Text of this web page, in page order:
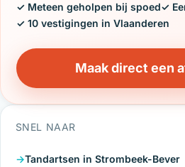
✓ Meteen geholpen bij spoed✓
✓ 10 vestigingen in Vlaanderen
Maak direct een
SNEL NAAR
Tandartsen in Strombeek-Bever